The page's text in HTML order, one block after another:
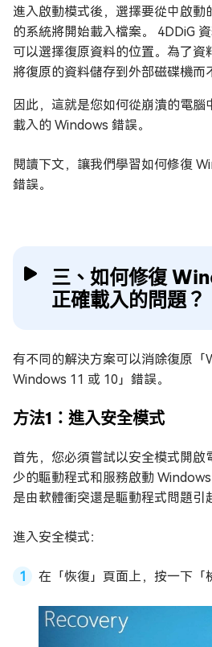
進入啟動模式後，選擇要從中啟動
的系統將開始載入檔案。 4DDiG
可以選擇復原資料的位置。為了資
將復原的資料儲存到外部磁碟機而
因此，這就是您如何從崩潰的電腦
載入的 Windows 錯誤。
閱讀下文，讓我們學習如何修復
錯誤。
三、如何修復
正確載入的問題？
有不同的解決方案可以消除復原「
Windows 11 或 10」錯誤。
方法1：進入安全模式
首先，您必須嘗試以安全模式開啟
少的驅動程式和服務啟動
是由軟體衝突還是驅動程式問題引
進入安全模式：
在「恢復」頁面上，按一下「